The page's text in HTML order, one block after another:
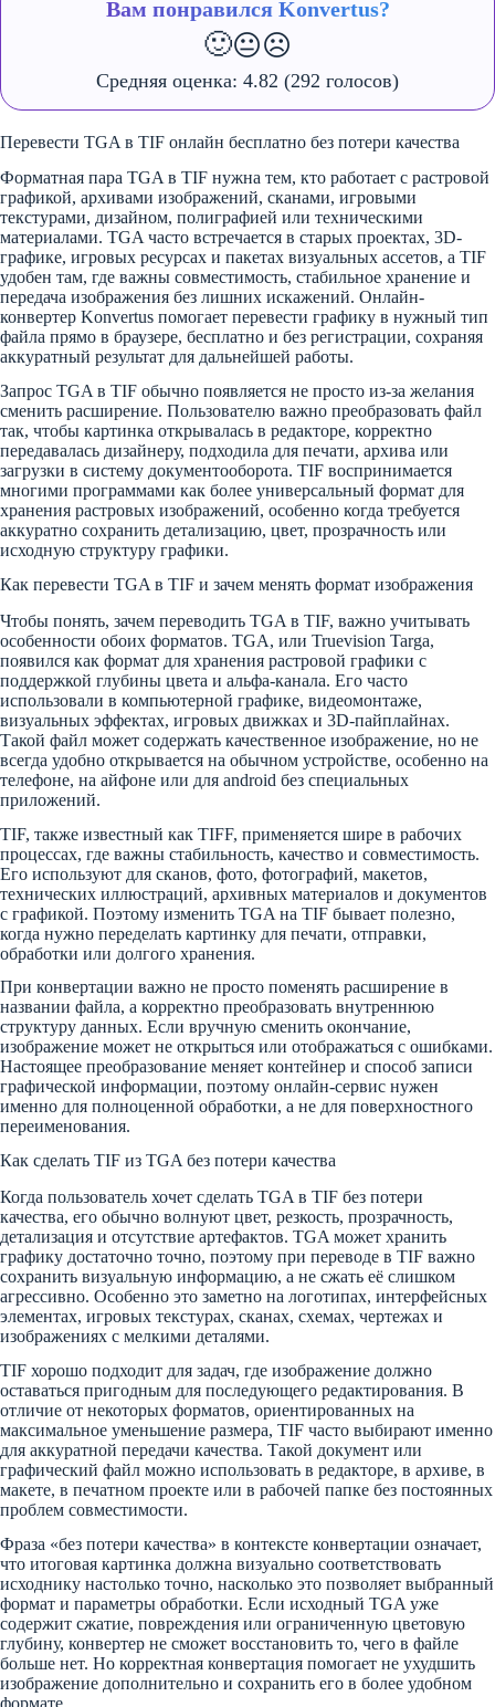
Вам понравился Konvertus?
🙂😐☹️
Средняя оценка: 4.82 (292 голосов)
Перевести TGA в TIF онлайн бесплатно без потери качества
Форматная пара TGA в TIF нужна тем, кто работает с растровой
графикой, архивами изображений, сканами, игровыми
текстурами, дизайном, полиграфией или техническими
материалами. TGA часто встречается в старых проектах, 3D-
графике, игровых ресурсах и пакетах визуальных ассетов, а TIF
удобен там, где важны совместимость, стабильное хранение и
передача изображения без лишних искажений. Онлайн-
конвертер Konvertus помогает перевести графику в нужный тип
файла прямо в браузере, бесплатно и без регистрации, сохраняя
аккуратный результат для дальнейшей работы.
Запрос TGA в TIF обычно появляется не просто из-за желания
сменить расширение. Пользователю важно преобразовать файл
так, чтобы картинка открывалась в редакторе, корректно
передавалась дизайнеру, подходила для печати, архива или
загрузки в систему документооборота. TIF воспринимается
многими программами как более универсальный формат для
хранения растровых изображений, особенно когда требуется
аккуратно сохранить детализацию, цвет, прозрачность или
исходную структуру графики.
Как перевести TGA в TIF и зачем менять формат изображения
Чтобы понять, зачем переводить TGA в TIF, важно учитывать
особенности обоих форматов. TGA, или Truevision Targa,
появился как формат для хранения растровой графики с
поддержкой глубины цвета и альфа-канала. Его часто
использовали в компьютерной графике, видеомонтаже,
визуальных эффектах, игровых движках и 3D-пайплайнах.
Такой файл может содержать качественное изображение, но не
всегда удобно открывается на обычном устройстве, особенно на
телефоне, на айфоне или для android без специальных
приложений.
TIF, также известный как TIFF, применяется шире в рабочих
процессах, где важны стабильность, качество и совместимость.
Его используют для сканов, фото, фотографий, макетов,
технических иллюстраций, архивных материалов и документов
с графикой. Поэтому изменить TGA на TIF бывает полезно,
когда нужно переделать картинку для печати, отправки,
обработки или долгого хранения.
При конвертации важно не просто поменять расширение в
названии файла, а корректно преобразовать внутреннюю
структуру данных. Если вручную сменить окончание,
изображение может не открыться или отображаться с ошибками.
Настоящее преобразование меняет контейнер и способ записи
графической информации, поэтому онлайн-сервис нужен
именно для полноценной обработки, а не для поверхностного
переименования.
Как сделать TIF из TGA без потери качества
Когда пользователь хочет сделать TGA в TIF без потери
качества, его обычно волнуют цвет, резкость, прозрачность,
детализация и отсутствие артефактов. TGA может хранить
графику достаточно точно, поэтому при переводе в TIF важно
сохранить визуальную информацию, а не сжать её слишком
агрессивно. Особенно это заметно на логотипах, интерфейсных
элементах, игровых текстурах, сканах, схемах, чертежах и
изображениях с мелкими деталями.
TIF хорошо подходит для задач, где изображение должно
оставаться пригодным для последующего редактирования. В
отличие от некоторых форматов, ориентированных на
максимальное уменьшение размера, TIF часто выбирают именно
для аккуратной передачи качества. Такой документ или
графический файл можно использовать в редакторе, в архиве, в
макете, в печатном проекте или в рабочей папке без постоянных
проблем совместимости.
Фраза «без потери качества» в контексте конвертации означает,
что итоговая картинка должна визуально соответствовать
исходнику настолько точно, насколько это позволяет выбранный
формат и параметры обработки. Если исходный TGA уже
содержит сжатие, повреждения или ограниченную цветовую
глубину, конвертер не сможет восстановить то, чего в файле
больше нет. Но корректная конвертация помогает не ухудшить
изображение дополнительно и сохранить его в более удобном
формате.